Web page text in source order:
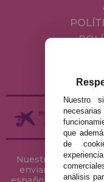
Nuestra tienda de
enviamos tus
Nuestro
que
de
análisis